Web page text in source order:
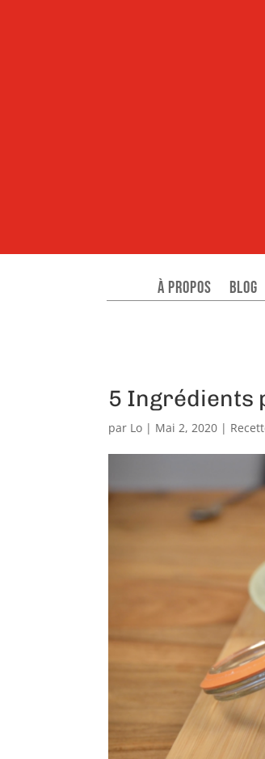
À propos Blog
5 Ingrédients
par Lo | Mai 2, 2020 |